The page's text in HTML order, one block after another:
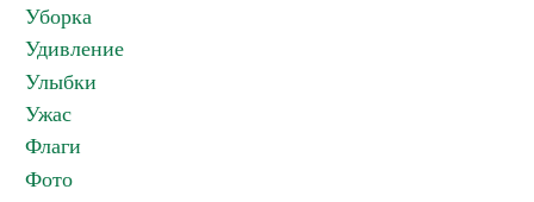
Уборка
Удивление
Улыбки
Ужас
Флаги
Фото